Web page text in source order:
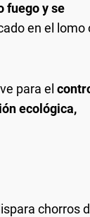
fuego y se
en el lomo
para el
ecológica,
chorros